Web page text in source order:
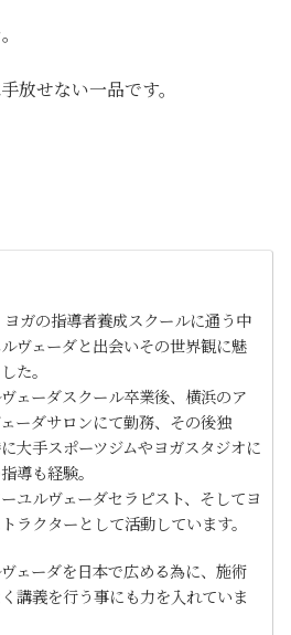
放せない一品です。
ヨガの指導者養成スクールに通う中
ヴェーダと出会いその世界観に魅
た。
ェーダスクール卒業後、横浜のア
ーダサロンにて勤務、その後独
大手スポーツジムやヨガスタジオに
導も経験。
ユルヴェーダセラピスト、そしてヨ
ラクターとして活動しています。
ェーダを日本で広める為に、施術
講義を行う事にも力を入れていま